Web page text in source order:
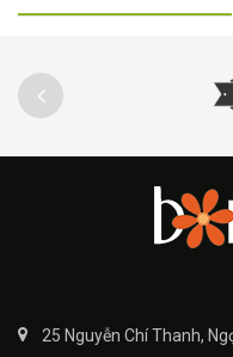
25 Nguyễn Chí Thanh,